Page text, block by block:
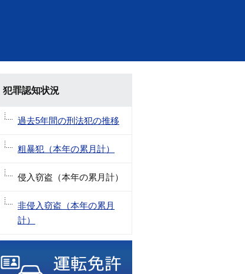
犯罪認知状況
過去5年間の刑法犯の推移
粗暴犯（本年の累月計）
侵入窃盗（本年の累月計）
非侵入窃盗（本年の累月
計）